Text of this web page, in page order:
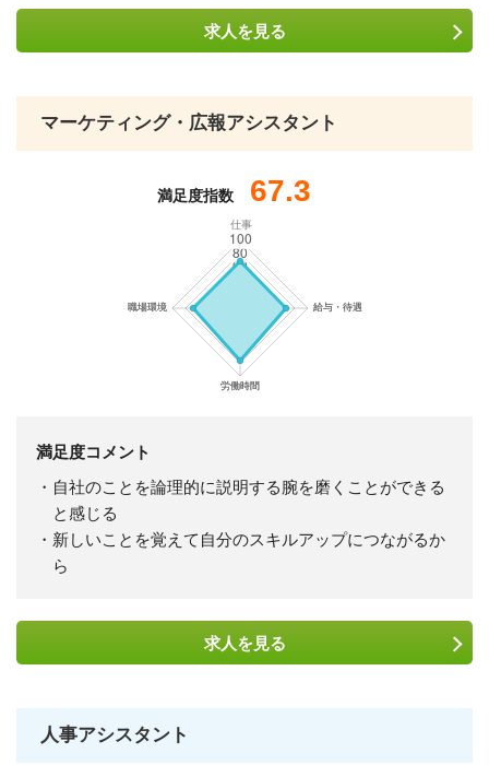
求人を見る
マーケティング・広報アシスタント
満足度指数 67.3
仕事
満足度コメント
・自社のことを論理的に説明する腕を磨くことができる
と感じる
・新しいことを覚えて自分のスキルアップにつながるか
ら
求人を見る
人事アシスタント